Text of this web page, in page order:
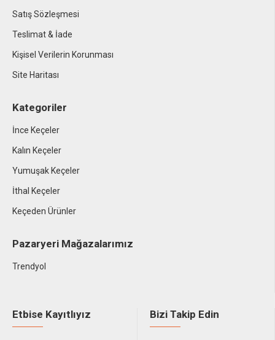
Satış Sözleşmesi
Teslimat & İade
Kişisel Verilerin Korunması
Site Haritası
Kategoriler
İnce Keçeler
Kalın Keçeler
Yumuşak Keçeler
İthal Keçeler
Keçeden Ürünler
Pazaryeri Mağazalarımız
Trendyol
Etbise Kayıtlıyız Bizi Takip Edin